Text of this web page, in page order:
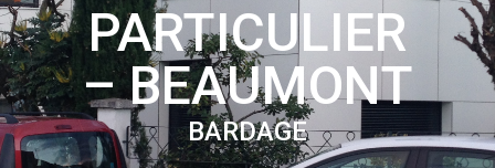
PARTICULIER
– BEAUMONT
BARDAGE